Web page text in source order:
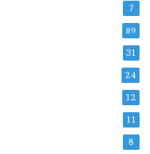
7
89
31
24
12
11
8